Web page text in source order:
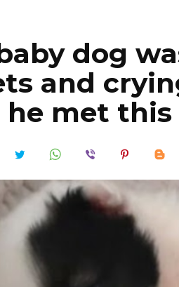
dog
and
met